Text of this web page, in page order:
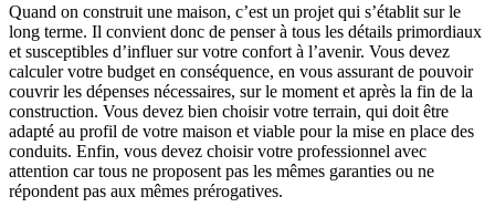
Quand on construit une maison, c’est un projet qui s’établit sur le
long terme. Il convient donc de penser à tous les détails primordiaux
et susceptibles d’influer sur votre confort à l’avenir. Vous devez
calculer votre budget en conséquence, en vous assurant de pouvoir
couvrir les dépenses nécessaires, sur le moment et après la fin de la
construction. Vous devez bien choisir votre terrain, qui doit être
adapté au profil de votre maison et viable pour la mise en place des
conduits. Enfin, vous devez choisir votre professionnel avec
attention car tous ne proposent pas les mêmes garanties ou ne
répondent pas aux mêmes prérogatives.